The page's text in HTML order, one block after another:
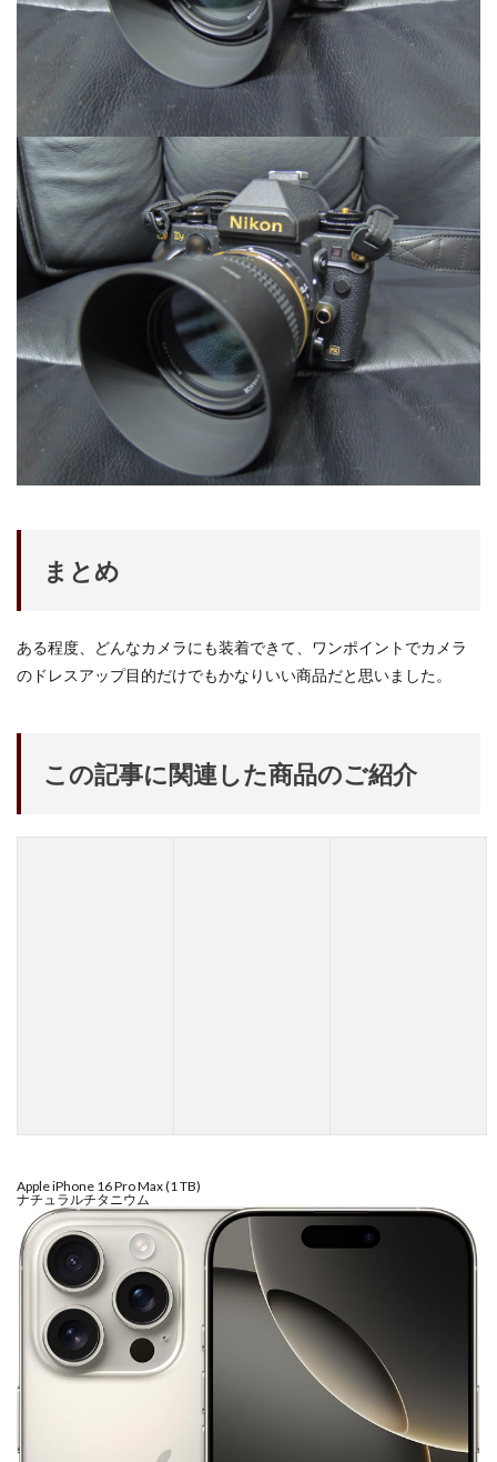
まとめ
ある程度、どんなカメラにも装着できて、ワンポイントでカメラ
のドレスアップ目的だけでもかなりいい商品だと思いました。
この記事に関連した商品のご紹介
Apple iPhone 16 Pro Max (1 TB)
ナチュラルチタニウム